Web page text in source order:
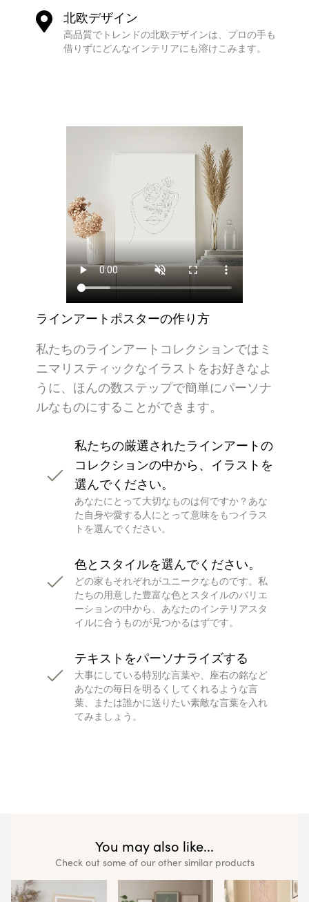
北欧デザイン
高品質でトレンドの北欧デザインは、プロの手も
借りずにどんなインテリアにも溶けこみます。
ラインアートポスターの作り方
私たちのラインアートコレクションではミ
ニマリスティックなイラストをお好きなよ
うに、ほんの数ステップで簡単にパーソナ
ルなものにすることができます。
私たちの厳選されたラインアートの
コレクションの中から、イラストを
選んでください。
あなたにとって大切なものは何ですか？あな
た自身や愛する人にとって意味をもつイラス
トを選んでください。
色とスタイルを選んでください。
どの家もそれぞれがユニークなものです。私
たちの用意した豊富な色とスタイルのバリエ
ーションの中から、あなたのインテリアスタ
イルに合うものが見つかるはずです。
テキストをパーソナライズする
大事にしている特別な言葉や、座右の銘など
あなたの毎日を明るくしてくれるような言
葉、または誰かに送りたい素敵な言葉を入れ
てみましょう。
You may also like...
Check out some of our other similar products